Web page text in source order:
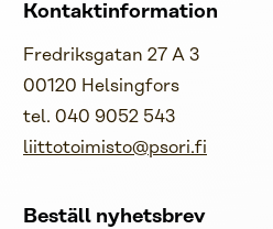
Kontaktinformation
Fredriksgatan 27 A 3
00120 Helsingfors
tel. 040 9052 543
liittotoimisto@psori.fi
Beställ nyhetsbrev